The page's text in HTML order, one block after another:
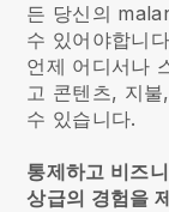
든 당신의
수 있어야합니
언제 어디서나
고 콘텐츠, 지
수 있습니다.
통제하고 비즈
상급의 경험을